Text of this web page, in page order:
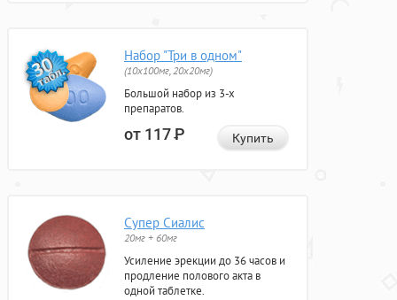
Набор "Три в одном"
(10x100мг, 20x20мг)
Большой набор из 3-х
препаратов.
от 117Р Купить
Супер Сиалис
20мг + 60мг
Усиление эрекции до 36 часов и
продление полового акта в
одной таблетке.